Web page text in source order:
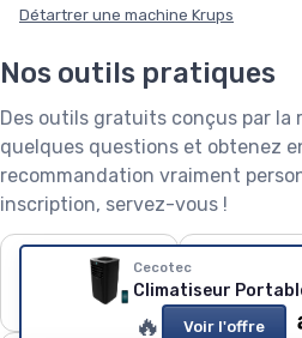
Cecotec
Climatiseur
🔥 Voir l'offre
Détartrer une machine Krups
Nos outils pratiques
Des outils gratuits conçus par la
quelques questions et obtenez
recommandation vraiment
inscription, servez-vous !
❄️
Puissance de
climatiseur
Capacité de
linge